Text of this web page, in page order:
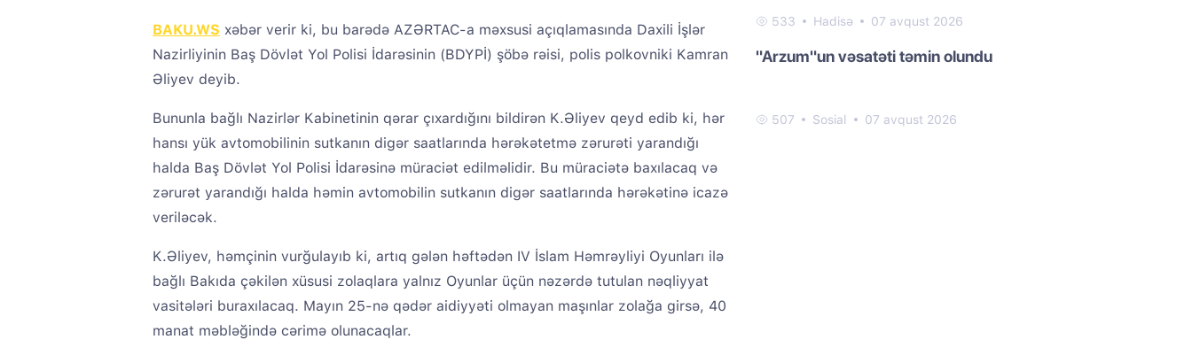
BAKU.WS xəbər verir ki, bu barədə AZƏRTAC-a məxsusi açıqlamasında Daxili İşlər
Nazirliyinin Baş Dövlət Yol Polisi İdarəsinin (BDYPİ) şöbə rəisi, polis polkovniki Kamran
Əliyev deyib.
Bununla bağlı Nazirlər Kabinetinin qərar çıxardığını bildirən K.Əliyev qeyd edib ki, hər
hansı yük avtomobilinin sutkanın digər saatlarında hərəkətetmə zərurəti yarandığı
halda Baş Dövlət Yol Polisi İdarəsinə müraciət edilməlidir. Bu müraciətə baxılacaq və
zərurət yarandığı halda həmin avtomobilin sutkanın digər saatlarında hərəkətinə icazə
veriləcək.
K.Əliyev, həmçinin vurğulayıb ki, artıq gələn həftədən IV İslam Həmrəyliyi Oyunları ilə
bağlı Bakıda çəkilən xüsusi zolaqlara yalnız Oyunlar üçün nəzərdə tutulan nəqliyyat
vasitələri buraxılacaq. Mayın 25-nə qədər aidiyyəti olmayan maşınlar zolağa girsə, 40
manat məbləğində cərimə olunacaqlar.
533 Hadisə 07 avqust 2026
"Arzum"un vəsatəti təmin olundu
507 Sosial 07 avqust 2026